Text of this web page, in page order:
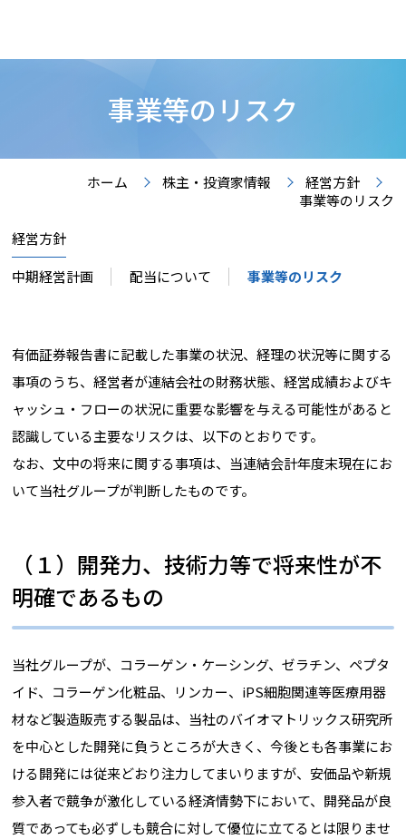
事業等のリスク
ホーム 株主・投資家情報
経営方針
事業等のリスク
経営方針
中期経営計画
配当について 事業等のリスク
有価証券報告書に記載した事業の状況、経理の状況等に関する
事項のうち、経営者が連結会社の財務状態、経営成績およびキ
ャッシュ・フローの状況に重要な影響を与える可能性があると
認識している主要なリスクは、以下のとおりです。
なお、文中の将来に関する事項は、当連結会計年度末現在にお
いて当社グループが判断したものです。
（１）開発力、技術力等で将来性が不
明確であるもの
当社グループが、コラーゲン・ケーシング、ゼラチン、ペプタ
イド、コラーゲン化粧品、リンカー、iPS細胞関連等医療用器
材など製造販売する製品は、当社のバイオマトリックス研究所
を中心とした開発に負うところが大きく、今後とも各事業にお
ける開発には従来どおり注力してまいりますが、安価品や新規
参入者で競争が激化している経済情勢下において、開発品が良
質であっても必ずしも競合に対して優位に立てるとは限りませ